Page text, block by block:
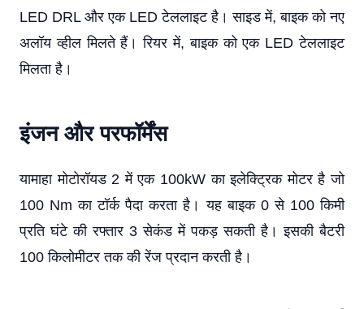
LED DRL और एक LED टेललाइट है। साइड में, बाइक को नए
अलॉय व्हील मिलते हैं। रियर में, बाइक को एक LED टेललाइट
मिलता है।
इंजन और परफॉर्मेंस
यामाहा मोटोरॉयड 2 में एक 100kW का इलेक्ट्रिक मोटर है जो
100 Nm का टॉर्क पैदा करता है। यह बाइक 0 से 100 किमी
प्रति घंटे की रफ्तार 3 सेकंड में पकड़ सकती है। इसकी बैटरी
100 किलोमीटर तक की रेंज प्रदान करती है।